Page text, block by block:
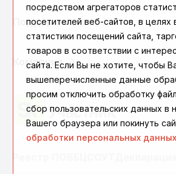
Поддержка
Компания
посредством агрегаторов
посетителей веб-сайтов, в целях
статистики посещений сайта,
товаров в соответствии с
сайта. Если Вы не хотите, чтобы
вышеперечисленные данные
просим отключить обработку
сбор пользовательских данных в
Вашего браузера или покинуть
обработки персональных